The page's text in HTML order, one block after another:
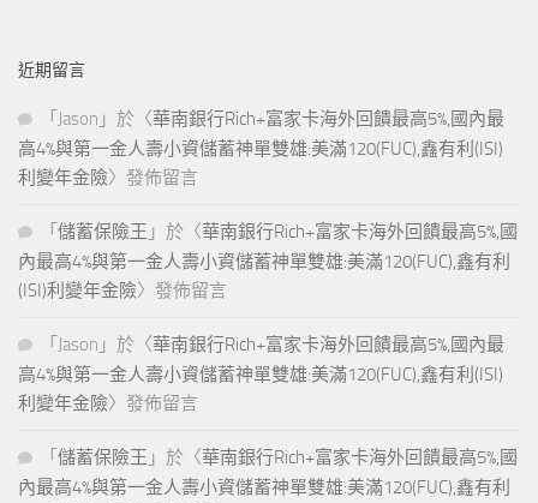
近期留言
「 Jason 」於〈華南銀行Rich+富家卡海外回饋最高5%,國內最
高4%與第一金人壽小資儲蓄神單雙雄:美滿120(FUC),鑫有利(ISI)
利變年金險〉發佈留言
「 儲蓄保險王 」於〈華南銀行Rich+富家卡海外回饋最高5%,國
內最高4%與第一金人壽小資儲蓄神單雙雄:美滿120(FUC),鑫有利
(ISI)利變年金險〉發佈留言
「 Jason 」於〈華南銀行Rich+富家卡海外回饋最高5%,國內最
高4%與第一金人壽小資儲蓄神單雙雄:美滿120(FUC),鑫有利(ISI)
利變年金險〉發佈留言
「 儲蓄保險王 」於〈華南銀行Rich+富家卡海外回饋最高5%,國
內最高4%與第一金人壽小資儲蓄神單雙雄:美滿120(FUC),鑫有利